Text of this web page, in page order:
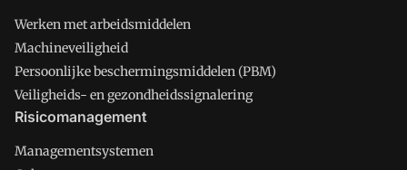
Werken met arbeidsmiddelen
Machineveiligheid
Persoonlijke beschermingsmiddelen (PBM)
Veiligheids- en gezondheidssignalering
Risicomanagement
Managementsystemen